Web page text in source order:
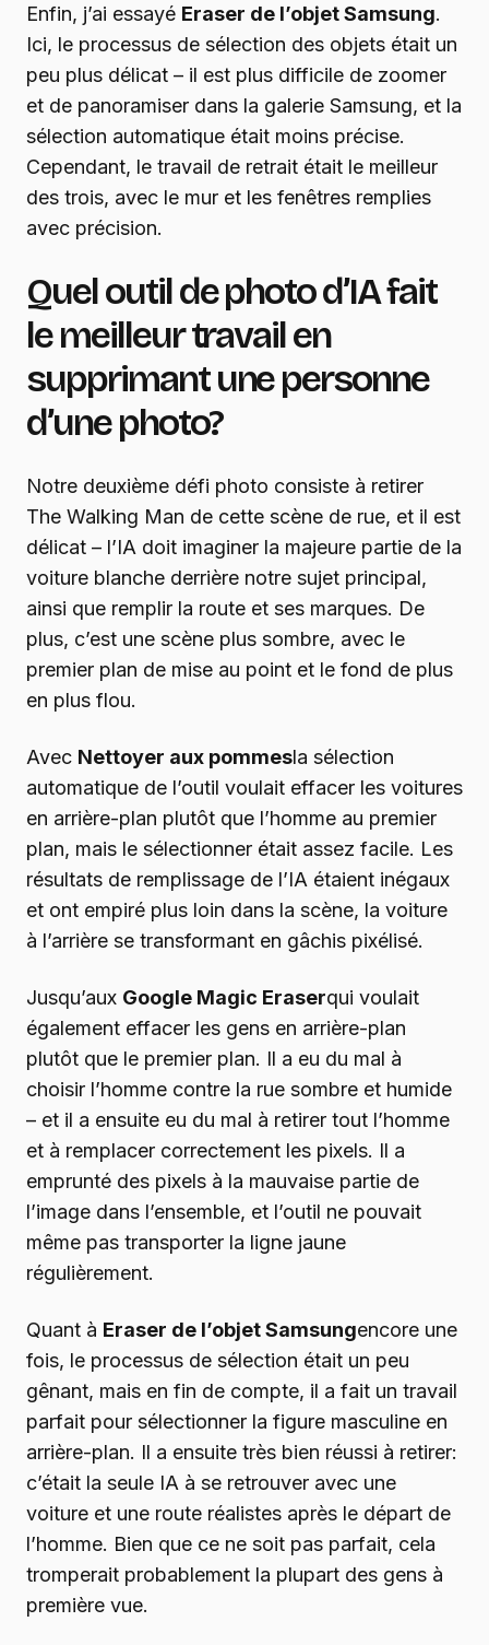
Enfin, j’ai essayé Eraser de l’objet Samsung.
Ici, le processus de sélection des objets était un
peu plus délicat – il est plus difficile de zoomer
et de panoramiser dans la galerie Samsung, et la
sélection automatique était moins précise.
Cependant, le travail de retrait était le meilleur
des trois, avec le mur et les fenêtres remplies
avec précision.
Quel outil de photo d’IA fait
le meilleur travail en
supprimant une personne
d’une photo?
Notre deuxième défi photo consiste à retirer
The Walking Man de cette scène de rue, et il est
délicat – l’IA doit imaginer la majeure partie de la
voiture blanche derrière notre sujet principal,
ainsi que remplir la route et ses marques. De
plus, c’est une scène plus sombre, avec le
premier plan de mise au point et le fond de plus
en plus flou.
Avec Nettoyer aux pommesla sélection
automatique de l’outil voulait effacer les voitures
en arrière-plan plutôt que l’homme au premier
plan, mais le sélectionner était assez facile. Les
résultats de remplissage de l’IA étaient inégaux
et ont empiré plus loin dans la scène, la voiture
à l’arrière se transformant en gâchis pixélisé.
Jusqu’aux Google Magic Eraserqui voulait
également effacer les gens en arrière-plan
plutôt que le premier plan. Il a eu du mal à
choisir l’homme contre la rue sombre et humide
– et il a ensuite eu du mal à retirer tout l’homme
et à remplacer correctement les pixels. Il a
emprunté des pixels à la mauvaise partie de
l’image dans l’ensemble, et l’outil ne pouvait
même pas transporter la ligne jaune
régulièrement.
Quant à Eraser de l’objet Samsungencore une
fois, le processus de sélection était un peu
gênant, mais en fin de compte, il a fait un travail
parfait pour sélectionner la figure masculine en
arrière-plan. Il a ensuite très bien réussi à retirer:
c’était la seule IA à se retrouver avec une
voiture et une route réalistes après le départ de
l’homme. Bien que ce ne soit pas parfait, cela
tromperait probablement la plupart des gens à
première vue.